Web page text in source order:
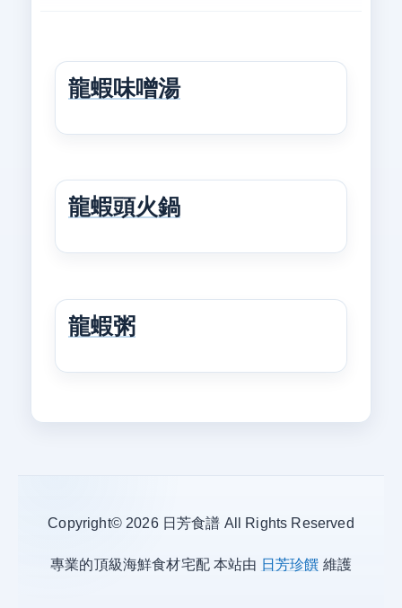
龍蝦味噌湯
龍蝦頭火鍋
龍蝦粥
Copyright© 2026 日芳食譜 All Rights Reserved
專業的頂級海鮮食材宅配 本站由 日芳珍饌 維護